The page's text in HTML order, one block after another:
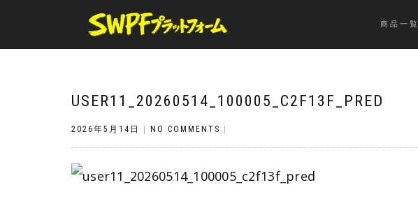
商品一覧
USER11_20260514_100005_C2F13F_PRED
2026年5月14日 NO COMMENTS